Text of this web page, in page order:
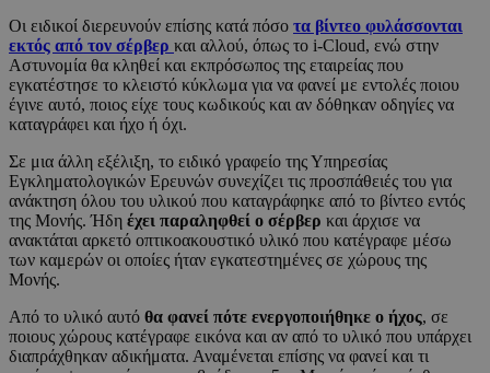
Οι ειδικοί διερευνούν επίσης κατά πόσο τα βίντεο φυλάσσονται
εκτός από τον σέρβερ και αλλού, όπως το i-Cloud, ενώ στην
Αστυνομία θα κληθεί και εκπρόσωπος της εταιρείας που
εγκατέστησε το κλειστό κύκλωμα για να φανεί με εντολές ποιου
έγινε αυτό, ποιος είχε τους κωδικούς και αν δόθηκαν οδηγίες να
καταγράφει και ήχο ή όχι.
Σε μια άλλη εξέλιξη, το ειδικό γραφείο της Υπηρεσίας
Εγκληματολογικών Ερευνών συνεχίζει τις προσπάθειές του για
ανάκτηση όλου του υλικού που καταγράφηκε από το βίντεο εντός
της Μονής. Ήδη έχει παραληφθεί ο σέρβερ και άρχισε να
ανακτάται αρκετό οπτικοακουστικό υλικό που κατέγραφε μέσω
των καμερών οι οποίες ήταν εγκατεστημένες σε χώρους της
Μονής.
Από το υλικό αυτό θα φανεί πότε ενεργοποιήθηκε ο ήχος, σε
ποιους χώρους κατέγραφε εικόνα και αν από το υλικό που υπάρχει
διαπράχθηκαν αδικήματα. Αναμένεται επίσης να φανεί και τι